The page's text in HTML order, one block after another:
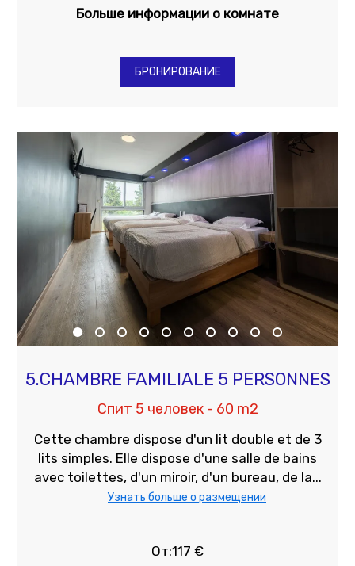
Больше информации о комнате
БРОНИРОВАНИЕ
5.CHAMBRE FAMILIALE 5 PERSONNES
Спит 5 человек - 60 m2
Cette chambre dispose d'un lit double et de 3
lits simples. Elle dispose d'une salle de bains
avec toilettes, d'un miroir, d'un bureau, de la...
Узнать больше о размещении
От:117 €